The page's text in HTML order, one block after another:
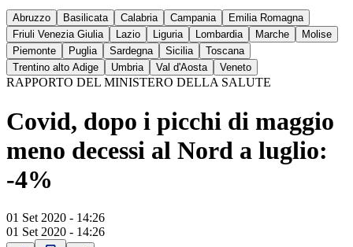
Abruzzo Basilicata Calabria Campania
Emilia Romagna
Friuli Venezia Giulia
Lazio Liguria Lombardia Marche
Molise
Piemonte
Puglia Sardegna Sicilia
Toscana
Trentino alto Adige
Umbria Val d'Aosta Veneto
RAPPORTO DEL MINISTERO DELLA SALUTE
Covid, dopo i picchi di maggio
meno decessi al Nord a luglio:
-4%
01 Set 2020 - 14:26
01 Set 2020 - 14:26